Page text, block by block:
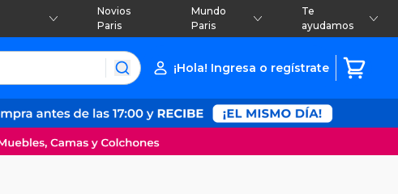
Novios
Paris
Mundo
Paris
Te
ayudamos
¡Hola! Ingresa o regístrate